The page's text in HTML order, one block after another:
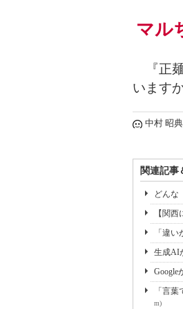
マル
『正麺
います
中村 昭典
関連記事
どんな
【関
「違
生成AI
Google
「言
m)